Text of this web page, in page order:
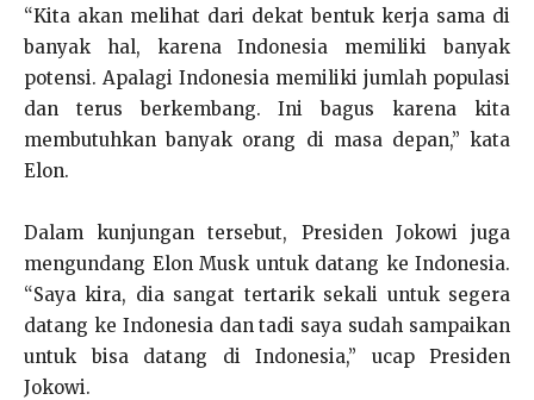
“Kita akan melihat dari dekat bentuk kerja sama di
banyak hal, karena Indonesia memiliki banyak
potensi. Apalagi Indonesia memiliki jumlah populasi
dan terus berkembang. Ini bagus karena kita
membutuhkan banyak orang di masa depan,” kata
Elon.
Dalam kunjungan tersebut, Presiden Jokowi juga
mengundang Elon Musk untuk datang ke Indonesia.
“Saya kira, dia sangat tertarik sekali untuk segera
datang ke Indonesia dan tadi saya sudah sampaikan
untuk bisa datang di Indonesia,” ucap Presiden
Jokowi.